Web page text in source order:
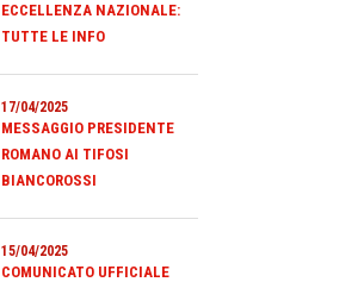
ECCELLENZA NAZIONALE:
TUTTE LE INFO
17/04/2025
MESSAGGIO PRESIDENTE
ROMANO AI TIFOSI
BIANCOROSSI
15/04/2025
COMUNICATO UFFICIALE